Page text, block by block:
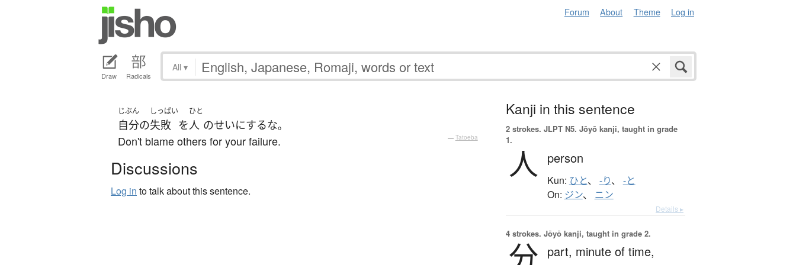
Forum About Theme Log in
Draw Radicals
All ▾
じぶん
自分の
しっぱい
失敗 を
ひと
人 のせいにするな。
Don't blame others for your failure. — Tatoeba
Discussions
Log in to talk about this sentence.
Kanji in this sentence
2 strokes. JLPT N5. Jōyō kanji, taught in grade
1.
人 person
Kun: ひと、 -り、 -と
On: ジン、 ニン
Details ▸
4 strokes. Jōyō kanji, taught in grade 2.
分 part, minute of time,